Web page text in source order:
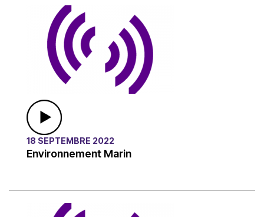
18 SEPTEMBRE 2022
Environnement Marin